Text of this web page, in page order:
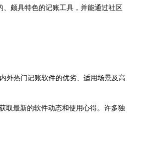
、颇具特色的记账工具，并能通过社区
外热门记账软件的优劣、适用场景及高
取最新的软件动态和使用心得。许多独